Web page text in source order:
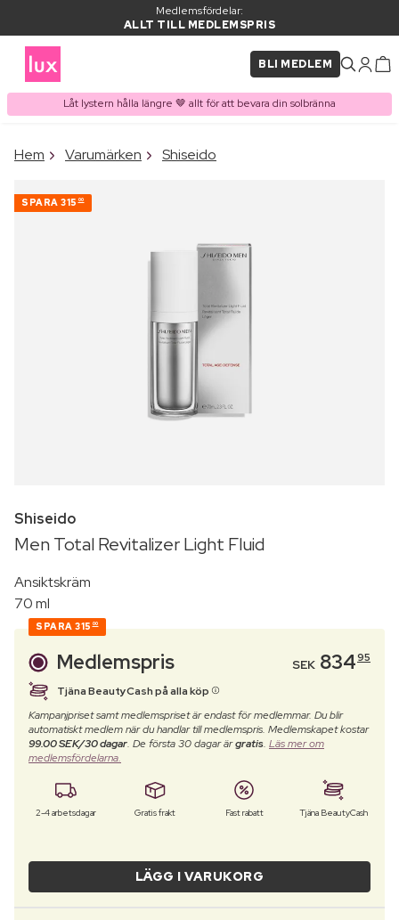
Medlemsfördelar:
ALLT TILL MEDLEMSPRIS
BLI MEDLEM
Låt lystern hålla längre 🤎 allt för att bevara din solbränna
PRODUKT I VARUKORGEN
Hem Varumärken Shiseido
SPARA 315 00
Shiseido
Men Total Revitalizer Light Fluid
Ansiktskräm
70 ml
SPARA 315 00
Medlemspris SEK 83495
Tjäna BeautyCash på alla köp
Kampanjpriset samt medlemspriset är endast för medlemmar. Du blir
automatiskt medlem när du handlar till medlemspris. Medlemskapet kostar
99.00 SEK/30 dagar. De första 30 dagar ärgratis. Läs mer om
medlemsfördelarna.
2-4 arbetsdagar Gratis frakt Fast rabatt Tjäna BeautyCash
LÄGG I VARUKORG